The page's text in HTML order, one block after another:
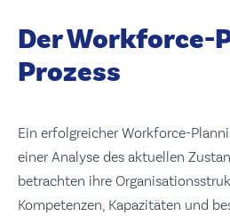
Der Workforce-
Prozess
Ein erfolgreicher Workforce-
einer Analyse des aktuellen
betrachten ihre
Kompetenzen, Kapazitäten und